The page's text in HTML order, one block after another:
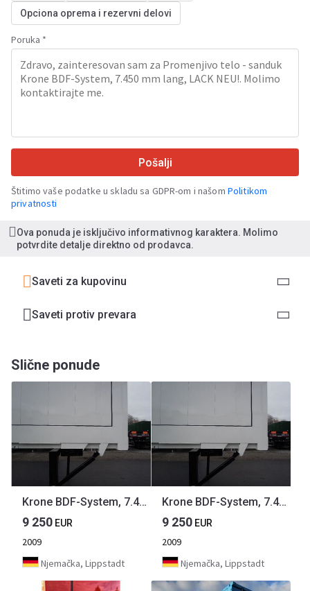
Opciona oprema i rezervni delovi
Poruka *
Pošalji
Štitimo vaše podatke u skladu sa GDPR-om i našom Politikom
privatnosti
Ova ponuda je isključivo informativnog karaktera. Molimo
potvrdite detalje direktno od prodavca.
Saveti za kupovinu
Saveti protiv prevara
Slične ponude
Krone BDF-System, 7.450 mm lang, LACK NEU!
9 250 EUR
2009
Njemačka, Lippstadt
Krone BDF-System, 7.450 mm lang, LACK NEU!
9 250 EUR
2009
Njemačka, Lippstadt